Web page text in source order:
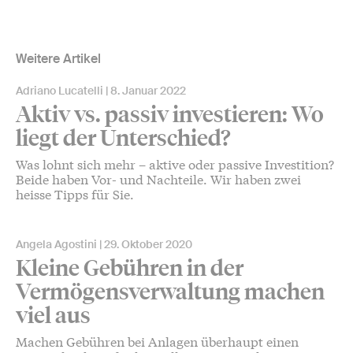
Weitere Artikel
Adriano Lucatelli 8. Januar 2022
Aktiv vs. passiv investieren: Wo
liegt der Unterschied?
Was lohnt sich mehr – aktive oder passive Investition?
Beide haben Vor- und Nachteile. Wir haben zwei
heisse Tipps für Sie.
Angela Agostini 29. Oktober 2020
Kleine Gebühren in der
Vermögensverwaltung machen
viel aus
Machen Gebühren bei Anlagen überhaupt einen